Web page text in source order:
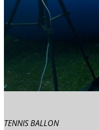
TENNIS BALLON